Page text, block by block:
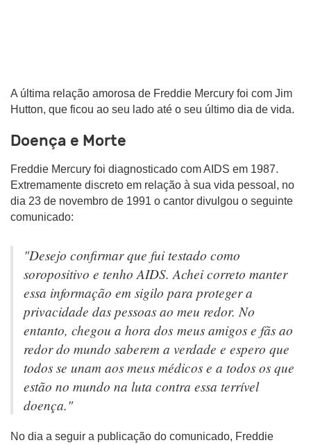
A última relação amorosa de Freddie Mercury foi com Jim
Hutton, que ficou ao seu lado até o seu último dia de vida.
Doença e Morte
Freddie Mercury foi diagnosticado com AIDS em 1987.
Extremamente discreto em relação à sua vida pessoal, no
dia 23 de novembro de 1991 o cantor divulgou o seguinte
comunicado:
"Desejo confirmar que fui testado como
soropositivo e tenho AIDS. Achei correto manter
essa informação em sigilo para proteger a
privacidade das pessoas ao meu redor. No
entanto, chegou a hora dos meus amigos e fãs ao
redor do mundo saberem a verdade e espero que
todos se unam aos meus médicos e a todos os que
estão no mundo na luta contra essa terrível
doença."
No dia a seguir a publicação do comunicado, Freddie